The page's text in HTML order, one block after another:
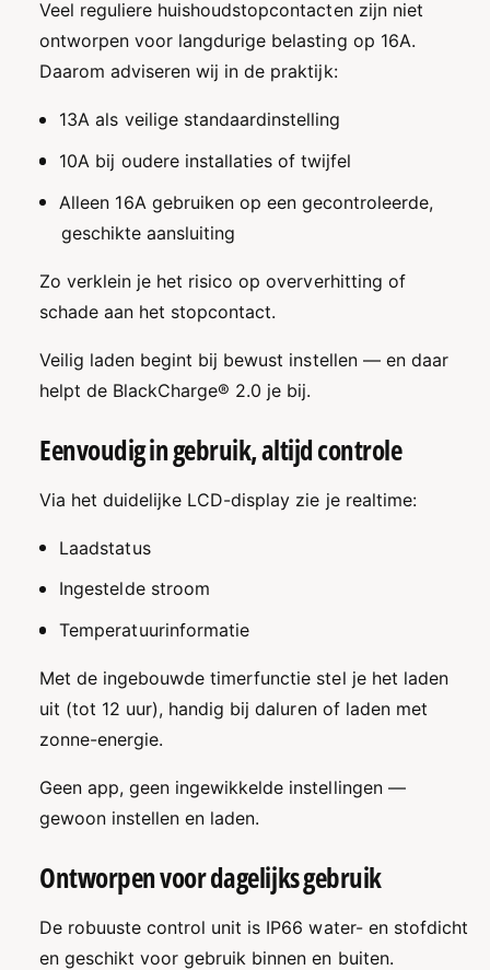
a
c
t
S
h
k
o
–
,
k
W
y
p
2
a
c
(
c
u
k
)
3
7
k
T
y
e
Veel reguliere huishoudstopcontacten zijn niet
ontworpen voor langdurige belasting op 16A.
Daarom adviseren wij in de praktijk:
13A als veilige standaardinstelling
10A bij oudere installaties of twijfel
Alleen 16A gebruiken op een gecontroleerde,
geschikte aansluiting
Zo verklein je het risico op oververhitting of
schade aan het stopcontact.
Veilig laden begint bij bewust instellen — en daar
helpt de BlackCharge® 2.0 je bij.
Eenvoudig in gebruik, altijd controle
Via het duidelijke LCD-display zie je realtime:
Laadstatus
Ingestelde stroom
Temperatuurinformatie
Met de ingebouwde timerfunctie stel je het laden
uit (tot 12 uur), handig bij daluren of laden met
zonne-energie.
Geen app, geen ingewikkelde instellingen —
gewoon instellen en laden.
Ontworpen voor dagelijks gebruik
De robuuste control unit is IP66 water- en stofdicht
en geschikt voor gebruik binnen en buiten.